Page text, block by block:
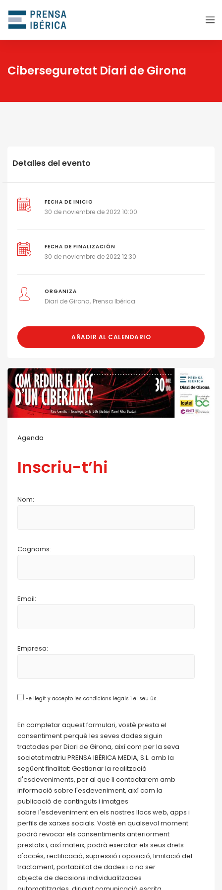
Ciberseguretat Diari de Girona
Detalles del evento
FECHA DE INICIO
30 de noviembre de 2022 10:00
FECHA DE FINALIZACIÓN
30 de noviembre de 2022 12:30
ORGANIZA
Diari de Girona Prensa Ibérica
AÑADIR AL CALENDARIO
Agenda
Inscriu-t’hi
Nom:
Cognoms:
Email:
Empresa:
He llegit y accepto les condicions legals i el seu ús.
En completar aquest formulari, vostè presta el
consentiment perquè les seves dades siguin
tractades per Diari de Girona, així com per la seva
societat matriu PRENSA IBÉRICA MEDIA, S.L. amb la
següent finalitat: Gestionar la realització
d'esdeveniments, per al que li contactarem amb
informació sobre l'esdeveniment, així com la
publicació de continguts i imatges
sobre l'esdeveniment en els nostres llocs web, apps i
perfils de xarxes socials. Vostè en qualsevol moment
podrà revocar els consentiments anteriorment
prestats i, així mateix, podrà exercitar els seus drets
d'accés, rectificació, supressió i oposició, limitació del
tractament, portabilitatde dades i a no ser
objecte de decisions individualitzades